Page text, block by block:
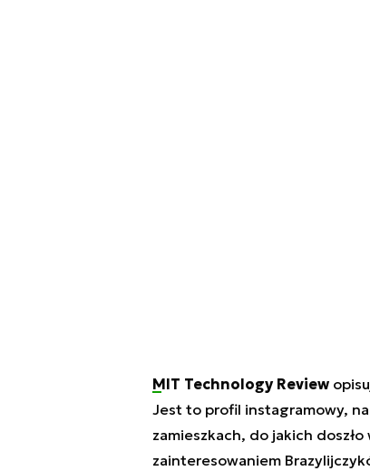
MIT Technology Review
Jest to profil instagramowy,
zamieszkach, do jakich
zainteresowaniem